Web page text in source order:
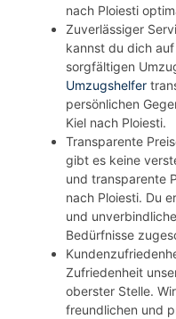
nach Ploiesti
Zuverlässiger
kannst du dich
sorgfältigen
Umzugshelfer
persönlichen
Kiel nach Ploiesti.
Transparente
gibt es keine
und transparente
nach Ploiesti. Du
und
Bedürfnisse
Zufriedenheit
oberster Stelle.
freundlichen und